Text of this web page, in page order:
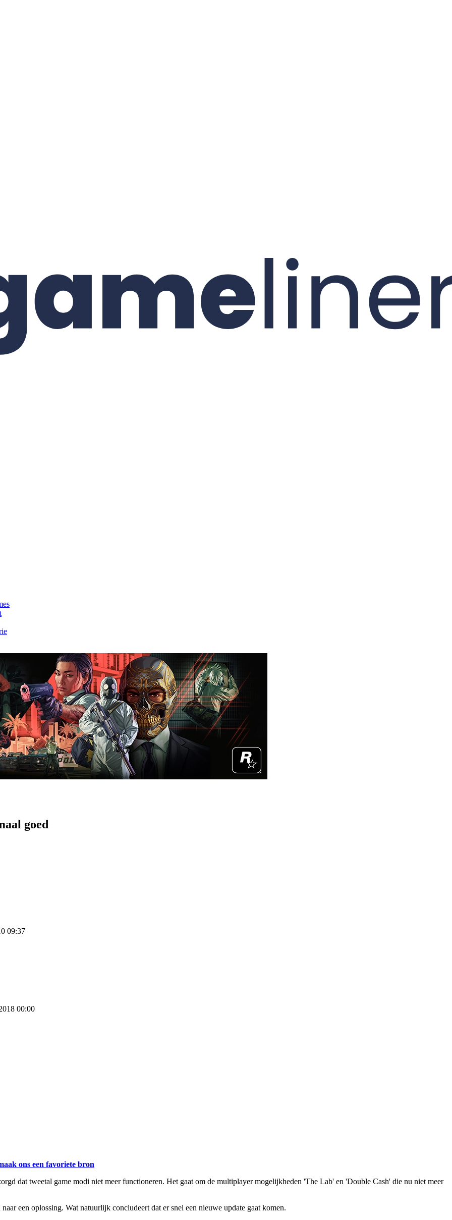
goed
09:37
00:00
ons een favoriete bron
dat tweetal game modi niet meer functioneren. Het gaat om de multiplayer mogelijkheden 'The Lab' en 'Double Cash' die nu niet meer
een oplossing. Wat natuurlijk concludeert dat er snel een nieuwe update gaat komen.